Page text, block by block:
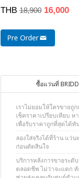
THB 18,900 16,000
Pre Order
ซื้อแว่นที่
เราไม่ยอมให้ใครขาย
เช็คราคาเปรียบเทียบ ห
เพื่อรับราคาถูกที่สุดได้ทั
ลองใส่จริงได้ที่ร้าน แว่
ก่อนตัดสินใจ
บริการหลังการขายระดั
ตลอดชีพ ไม่ว่าจะแตก หั